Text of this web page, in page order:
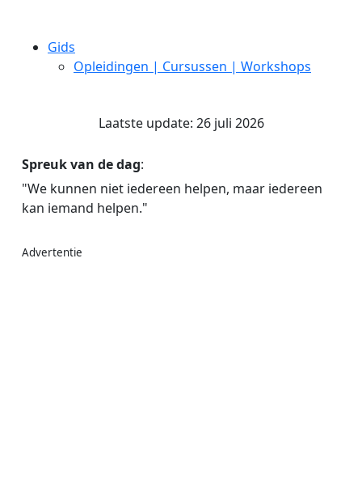
Gids
Opleidingen | Cursussen | Workshops
Laatste update: 26 juli 2026
Spreuk van de dag:
"We kunnen niet iedereen helpen, maar iedereen
kan iemand helpen."
Advertentie